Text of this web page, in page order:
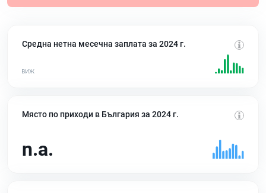
Средна нетна месечна заплата за 2024 г.
Място по приходи в България за 2024 г.
n.a.